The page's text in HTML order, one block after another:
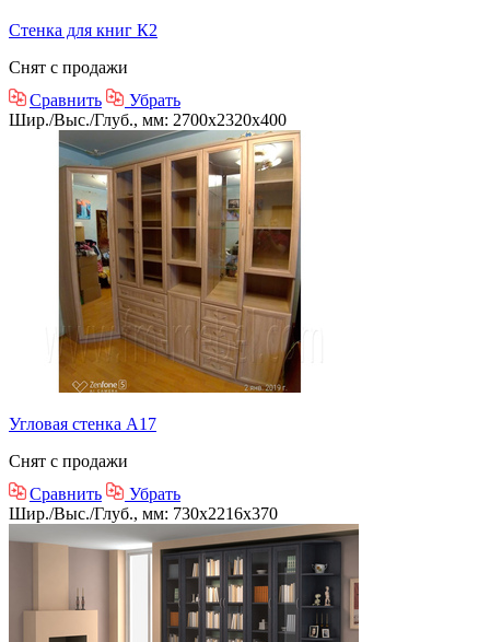
Стенка для книг К2
Снят с продажи
Сравнить
Убрать
Шир./Выс./Глуб., мм: 2700x2320x400
Угловая стенка А17
Снят с продажи
Сравнить
Убрать
Шир./Выс./Глуб., мм: 730x2216x370